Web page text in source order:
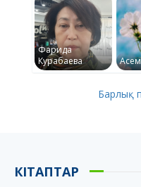
Фарида
Курабаева
Барлық
КІТАПТАР